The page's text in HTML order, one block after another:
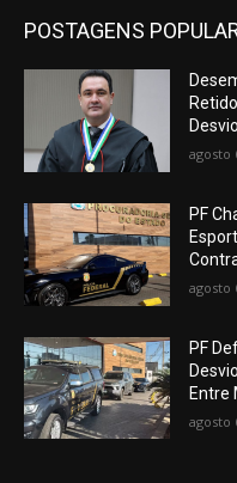
POSTAGENS
agosto
PF
agosto
PF
Entre
agosto